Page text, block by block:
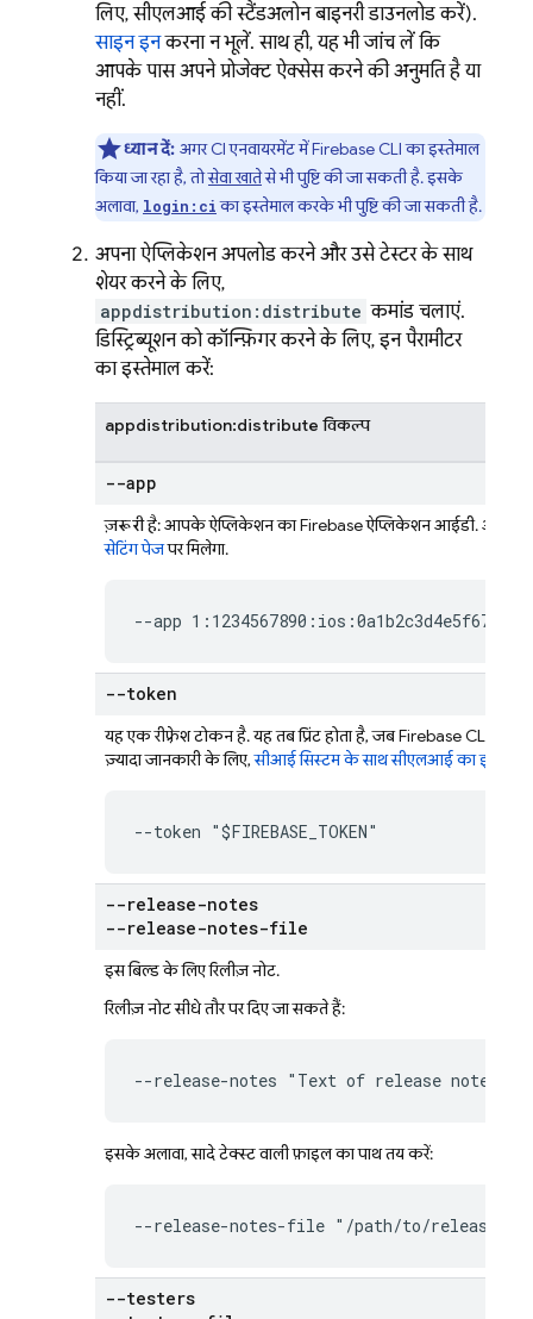
लिए, सीएलआई की स्टैंडअलोन बाइनरी डाउनलोड करें).
साइन इनकरना न भूलें. साथ ही, यह भी जांच लें कि
आपके पास अपने प्रोजेक्ट ऐक्सेस करने की अनुमति है या
नहीं.
ध्यान दें: अगर CI एनवायरमेंट में Firebase CLI का इस्तेमाल
किया जा रहा है, तोसेवा खातेसे भी पुष्टि की जा सकती है. इसके
अलावा, login:ciका इस्तेमाल करके भी पुष्टि की जा सकती है.
अपना ऐप्लिकेशन अपलोड करने और उसे टेस्टर के साथ
शेयर करने के लिए,
appdistribution:distribute कमांड चलाएं.
डिस्ट्रिब्यूशन को कॉन्फ़िगर करने के लिए, इन पैरामीटर
का इस्तेमाल करें:
appdistribution:distribute विकल्प
--app
ज़रूरी है: आपके ऐप्लिकेशन का Firebase ऐप्लिकेशन आईडी.
सेटिंग पेजपर मिलेगा.
--app 1:1234567890:ios:0a1b2c3d4e5f67890
--token
यह एक रीफ़्रेश टोकन है. यह तब प्रिंट होता है, जबFirebaseCLI की
ज़्यादा जानकारी के लिए,सीआई सिस्टम के साथ सीएलआई का
--token "$FIREBASE_TOKEN"
--release-notes
--release-notes-file
इस बिल्ड के लिए रिलीज़ नोट.
रिलीज़ नोट सीधे तौर पर दिए जा सकते हैं:
--release-notes "Text of release notes"
इसके अलावा, सादे टेक्स्ट वाली फ़ाइल का पाथ तय करें:
--release-notes-file "/path/to/release-
--testers